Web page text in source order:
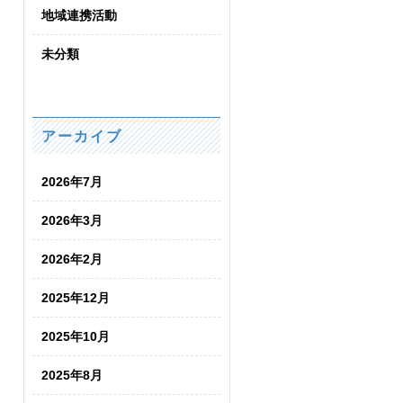
地域連携活動
未分類
アーカイブ
2026年7月
2026年3月
2026年2月
2025年12月
2025年10月
2025年8月